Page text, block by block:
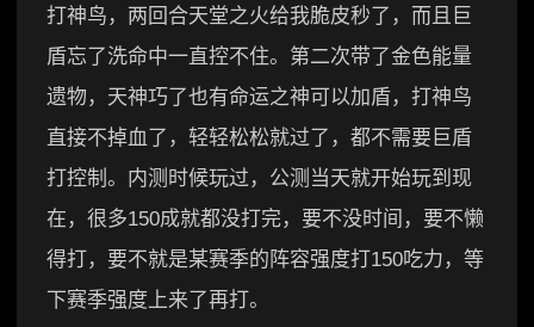
打神鸟，两回合天堂之火给我脆皮秒了，而且巨
盾忘了洗命中一直控不住。第二次带了金色能量
遗物，天神巧了也有命运之神可以加盾，打神鸟
直接不掉血了，轻轻松松就过了，都不需要巨盾
打控制。内测时候玩过，公测当天就开始玩到现
在，很多150成就都没打完，要不没时间，要不懒
得打，要不就是某赛季的阵容强度打150吃力，等
下赛季强度上来了再打。